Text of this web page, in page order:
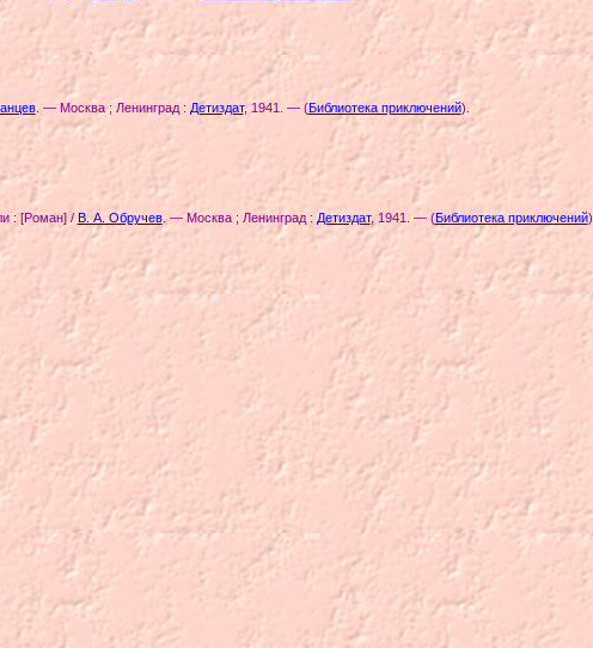
. — Москва ; Ленинград : Детиздат, 1941. — (Библиотека приключений)
: [Роман] / В. А. Обручев. — Москва ; Ленинград : Детиздат, 1941. — (Библиотека приключений)